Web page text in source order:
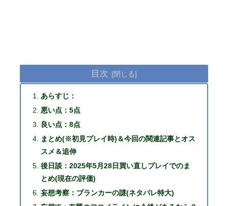
目次
あらすじ：
悪い点：5点
良い点：8点
まとめ(※初見プレイ時)＆今回の関連記事とオス
スメ＆追伸
後日談：2025年5月28日買い直しプレイでのま
とめ(現在の評価)
妄想考察：ブランカーの謎(ネタバレ特大)